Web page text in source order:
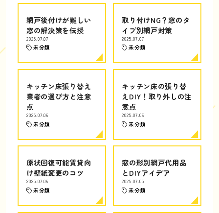
網戸後付けが難しい
窓の解決策を伝授
2025.07.07
未分類
取り付けNG？窓のタ
イプ別網戸対策
2025.07.07
未分類
キッチン床張り替え
業者の選び方と注意
点
2025.07.06
未分類
キッチン床の張り替
えDIY！取り外しの注
意点
2025.07.06
未分類
原状回復可能賃貸向
け壁紙変更のコツ
2025.07.06
未分類
窓の形別網戸代用品
とDIYアイデア
2025.07.05
未分類